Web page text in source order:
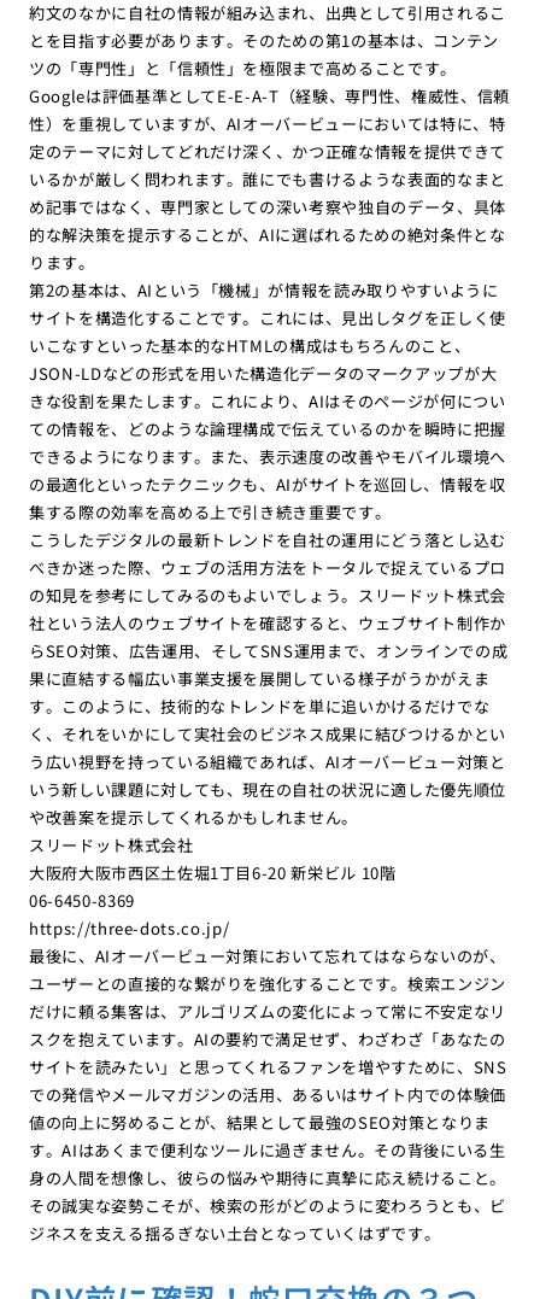
約文のなかに自社の情報が組み込まれ、出典として引用されるこ
とを目指す必要があります。そのための第1の基本は、コンテン
ツの「専門性」と「信頼性」を極限まで高めることです。
Googleは評価基準としてE-E-A-T（経験、専門性、権威性、信頼
性）を重視していますが、AIオーバービューにおいては特に、特
定のテーマに対してどれだけ深く、かつ正確な情報を提供できて
いるかが厳しく問われます。誰にでも書けるような表面的なまと
め記事ではなく、専門家としての深い考察や独自のデータ、具体
的な解決策を提示することが、AIに選ばれるための絶対条件とな
ります。
第2の基本は、AIという「機械」が情報を読み取りやすいように
サイトを構造化することです。これには、見出しタグを正しく使
いこなすといった基本的なHTMLの構成はもちろんのこと、
JSON-LDなどの形式を用いた構造化データのマークアップが大
きな役割を果たします。これにより、AIはそのページが何につい
ての情報を、どのような論理構成で伝えているのかを瞬時に把握
できるようになります。また、表示速度の改善やモバイル環境へ
の最適化といったテクニックも、AIがサイトを巡回し、情報を収
集する際の効率を高める上で引き続き重要です。
こうしたデジタルの最新トレンドを自社の運用にどう落とし込む
べきか迷った際、ウェブの活用方法をトータルで捉えているプロ
の知見を参考にしてみるのもよいでしょう。スリードット株式会
社という法人のウェブサイトを確認すると、ウェブサイト制作か
らSEO対策、広告運用、そしてSNS運用まで、オンラインでの成
果に直結する幅広い事業支援を展開している様子がうかがえま
す。このように、技術的なトレンドを単に追いかけるだけでな
く、それをいかにして実社会のビジネス成果に結びつけるかとい
う広い視野を持っている組織であれば、AIオーバービュー対策と
いう新しい課題に対しても、現在の自社の状況に適した優先順位
や改善案を提示してくれるかもしれません。
スリードット株式会社
大阪府大阪市西区土佐堀1丁目6-20 新栄ビル 10階
06-6450-8369
https://three-dots.co.jp/
最後に、AIオーバービュー対策において忘れてはならないのが、
ユーザーとの直接的な繋がりを強化することです。検索エンジン
だけに頼る集客は、アルゴリズムの変化によって常に不安定なリ
スクを抱えています。AIの要約で満足せず、わざわざ「あなたの
サイトを読みたい」と思ってくれるファンを増やすために、SNS
での発信やメールマガジンの活用、あるいはサイト内での体験価
値の向上に努めることが、結果として最強のSEO対策となりま
す。AIはあくまで便利なツールに過ぎません。その背後にいる生
身の人間を想像し、彼らの悩みや期待に真摯に応え続けること。
その誠実な姿勢こそが、検索の形がどのように変わろうとも、ビ
ジネスを支える揺るぎない土台となっていくはずです。